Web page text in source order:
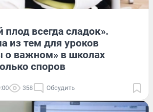
плод всегда сладок».
из тем для уроков
о важном» в школах
споров
358 Обсудить